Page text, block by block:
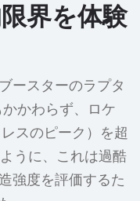
界を体験
ースターのラプタ
かわらず、ロケ
スのピーク）を超
うに、これは過酷
強度を評価するた